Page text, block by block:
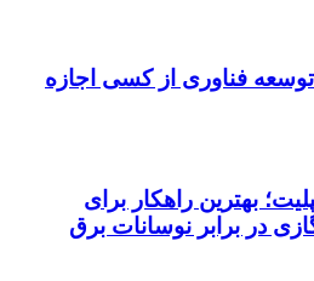
فناوری از کسی اجازه
بهترین راهکار برای
در برابر نوسانات برق